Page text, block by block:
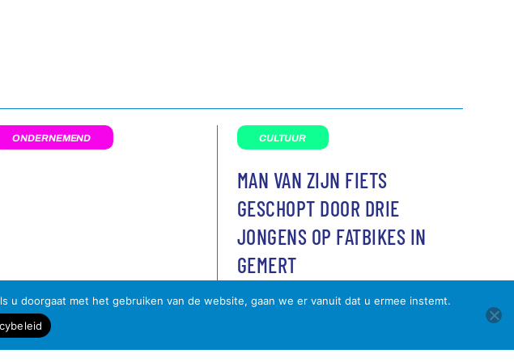
ONDERNEMEND CULTUUR
MAN VAN ZIJN FIETS
GESCHOPT DOOR DRIE
JONGENS OP FATBIKES IN
GEMERT
16:36
doorgaat met het gebruiken van de website, gaan we er vanuit dat u ermee instemt.